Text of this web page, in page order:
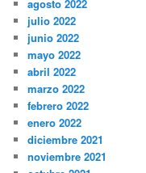
agosto 2022
julio 2022
junio 2022
mayo 2022
abril 2022
marzo 2022
febrero 2022
enero 2022
diciembre 2021
noviembre 2021